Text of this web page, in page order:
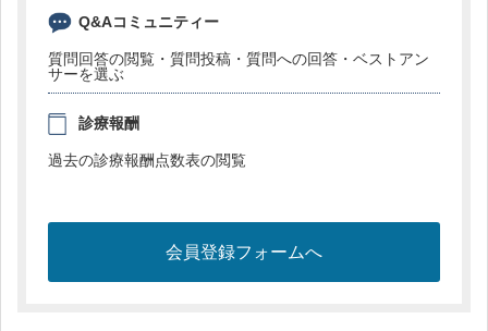
Q&Aコミュニティー
質問回答の閲覧・質問投稿・質問への回答・ベストアン
サーを選ぶ
診療報酬
過去の診療報酬点数表の閲覧
会員登録フォームへ